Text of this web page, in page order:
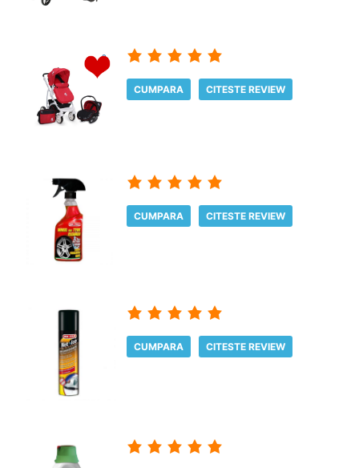
CUMPARA CITESTE REVIEW
CUMPARA CITESTE REVIEW
CUMPARA CITESTE REVIEW